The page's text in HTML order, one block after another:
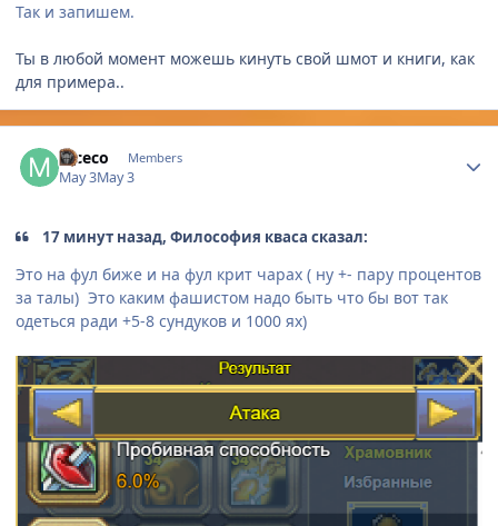
Так и запишем.
Ты в любой момент можешь кинуть свой шмот и книги, как
для примера..
mceco Members
May 3May 3
17 минут назад, Философия кваса сказал:
Это на фул биже и на фул крит чарах ( ну +- пару процентов
за талы) Это каким фашистом надо быть что бы вот так
одеться ради +5-8 сундуков и 1000 ях)